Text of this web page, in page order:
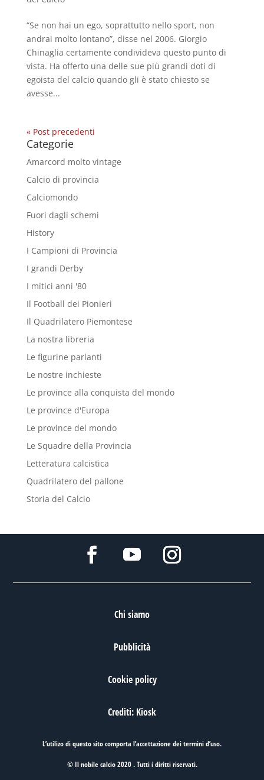
“Se non hai un ego, soprattutto nello sport, non
andrai molto lontano”, disse nel 2006. Giorgio
Chinaglia certamente condivideva questo punto di
vista. Ha offerto una delle sue più grandi doti di
egoista del calcio quando gli è stato chiesto se
avesse...
« Post precedenti
Categorie
Amarcord molto vintage
Calcio di provincia
Calciomondo
Fuori dagli schemi
History
I Campioni di Provincia
I grandi Derby
I mitici anni '80
Il Football dei Pionieri
Il Quadrilatero Piemontese
La nostra libreria
Le figurine parlanti
Le nostre inchieste
Le province alla conquista del mondo
Le province d'Europa
Le province del mondo
Le Squadre della Provincia
Letteratura calcistica
Quadrilatero del pallone
Storia del Calcio
Chi siamo
Pubblicità
Cookie policy
Crediti: Kiosk
L’utilizo di questo sito comporta l’accettazione deitermini d’uso.
© Il nobile calcio 2020 . Tutti i diritti riservati.